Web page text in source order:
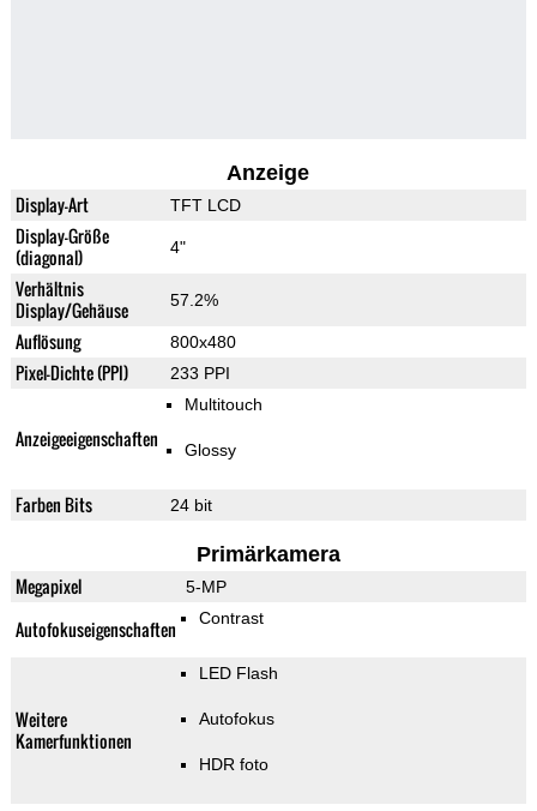
Anzeige
Display-Art TFT LCD
Display-Größe
(diagonal)
4"
Verhältnis
Display/Gehäuse
57.2%
Auflösung 800x480
Pixel-Dichte (PPI) 233 PPI
Anzeigeeigenschaften
Multitouch
Glossy
Farben Bits 24 bit
Primärkamera
Megapixel 5-MP
Autofokuseigenschaften Contrast
Weitere
Kamerfunktionen
LED Flash
Autofokus
HDR foto